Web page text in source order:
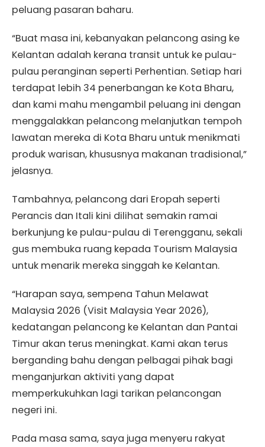
peluang pasaran baharu.
“Buat masa ini, kebanyakan pelancong asing ke
Kelantan adalah kerana transit untuk ke pulau-
pulau peranginan seperti Perhentian. Setiap hari
terdapat lebih 34 penerbangan ke Kota Bharu,
dan kami mahu mengambil peluang ini dengan
menggalakkan pelancong melanjutkan tempoh
lawatan mereka di Kota Bharu untuk menikmati
produk warisan, khususnya makanan tradisional,”
jelasnya.
Tambahnya, pelancong dari Eropah seperti
Perancis dan Itali kini dilihat semakin ramai
berkunjung ke pulau-pulau di Terengganu, sekali
gus membuka ruang kepada Tourism Malaysia
untuk menarik mereka singgah ke Kelantan.
“Harapan saya, sempena Tahun Melawat
Malaysia 2026 (Visit Malaysia Year 2026),
kedatangan pelancong ke Kelantan dan Pantai
Timur akan terus meningkat. Kami akan terus
berganding bahu dengan pelbagai pihak bagi
menganjurkan aktiviti yang dapat
memperkukuhkan lagi tarikan pelancongan
negeri ini.
Pada masa sama, saya juga menyeru rakyat